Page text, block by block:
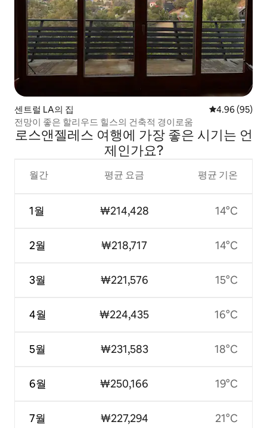
센트럴 LA의 집 평점 4.96점(5
4.96 (95)
전망이 좋은 할리우드 힐스의 건축적 경이로움
로스앤젤레스 여행에 가장 좋은 시기는 언
제인가요?
월간
1월
2월
3월
4월
5월
6월
7월
평균 요금
₩214,428
₩218,717
₩221,576
₩224,435
₩231,583
₩250,166
₩227,294
평균 기온
14°C
14°C
15°C
16°C
18°C
19°C
21°C